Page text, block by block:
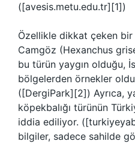
([avesis.metu.edu.tr][1])
Özellikle dikkat çeken bir
Camgöz (Hexanchus
bu türün yaygın olduğu,
bölgelerden örnekler
([DergiPark][2]) Ayrıca,
köpekbalığı türünün
iddia ediliyor.
bilgiler, sadece sahilde